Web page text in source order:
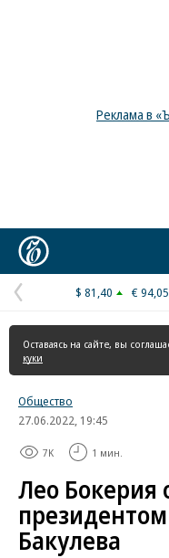
Реклама в
Предыдущая
страница
$ 81,40 € 94,05
Оставаясь на сайте, вы
куки
Общество
27.06.2022, 19:45
7K 1 мин.
Лео Бокерия
Бакулева